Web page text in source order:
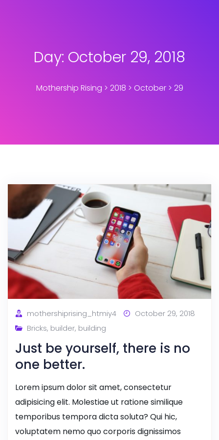
Day: October 29, 2018
Mothership Rising > 2018 > October> 29
mothershiprising_htmiy4
October 29, 2018
Bricks, builder, building
Just be yourself, there is no
one better.
Lorem ipsum dolor sit amet, consectetur
adipisicing elit. Molestiae ut ratione similique
temporibus tempora dicta soluta? Qui hic,
voluptatem nemo quo corporis dignissimos